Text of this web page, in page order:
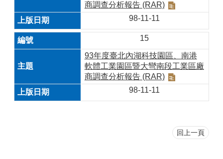
商調查分析報告 (RAR)
98-11-11
15
93年度臺北內湖科技園區、南港
軟體工業園區暨大彎南段工業區廠
商調查分析報告 (RAR)
98-11-11
回上一頁